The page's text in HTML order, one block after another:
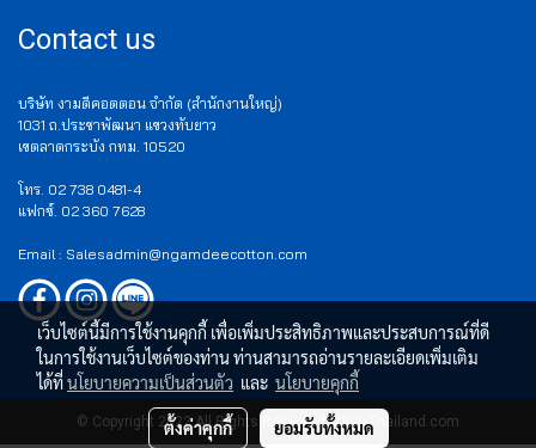
Contact us
บริษัท งามดีคอตตอน จำกัด (สำนักงานใหญ่)
1031 ถ.ประชาพัฒนา แขวงทับยาว
เขตลาดกระบัง กทม. 10520
โทร. 02 738 0481-4
แฟกซ์. 02 360 7628
Email : Salesadmin@ngamdeecotton.com
© Copyright 2022 All Rights Reserved. ClinixThailand.com
เว็บไซต์นี้มีการใช้งานคุกกี้ เพื่อเพิ่มประสิทธิภาพและประสบการณ์ที่ดี
ในการใช้งานเว็บไซต์ของท่าน ท่านสามารถอ่านรายละเอียดเพิ่มเติม
ได้ที่นโยบายความเป็นส่วนตัว และ นโยบายคุกกี้
ตั้งค่าคุกกี้ ยอมรับทั้งหมด